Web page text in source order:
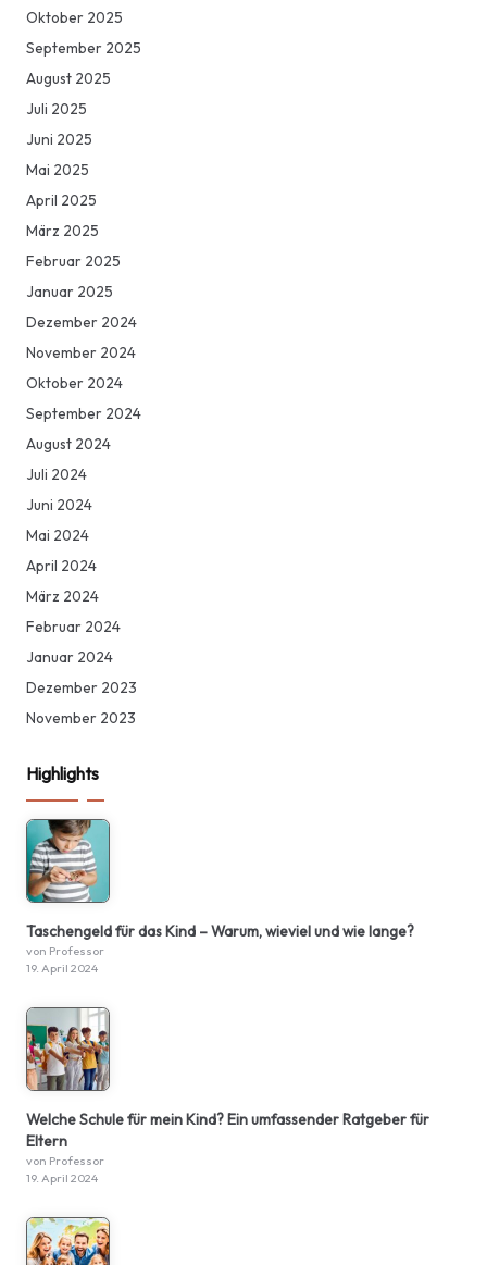
Oktober 2025
September 2025
August 2025
Juli 2025
Juni 2025
Mai 2025
April 2025
März 2025
Februar 2025
Januar 2025
Dezember 2024
November 2024
Oktober 2024
September 2024
August 2024
Juli 2024
Juni 2024
Mai 2024
April 2024
März 2024
Februar 2024
Januar 2024
Dezember 2023
November 2023
Highlights
Taschengeld für das Kind – Warum, wieviel und wie lange?
von Professor
19. April 2024
Welche Schule für mein Kind? Ein umfassender Ratgeber für
Eltern
von Professor
19. April 2024